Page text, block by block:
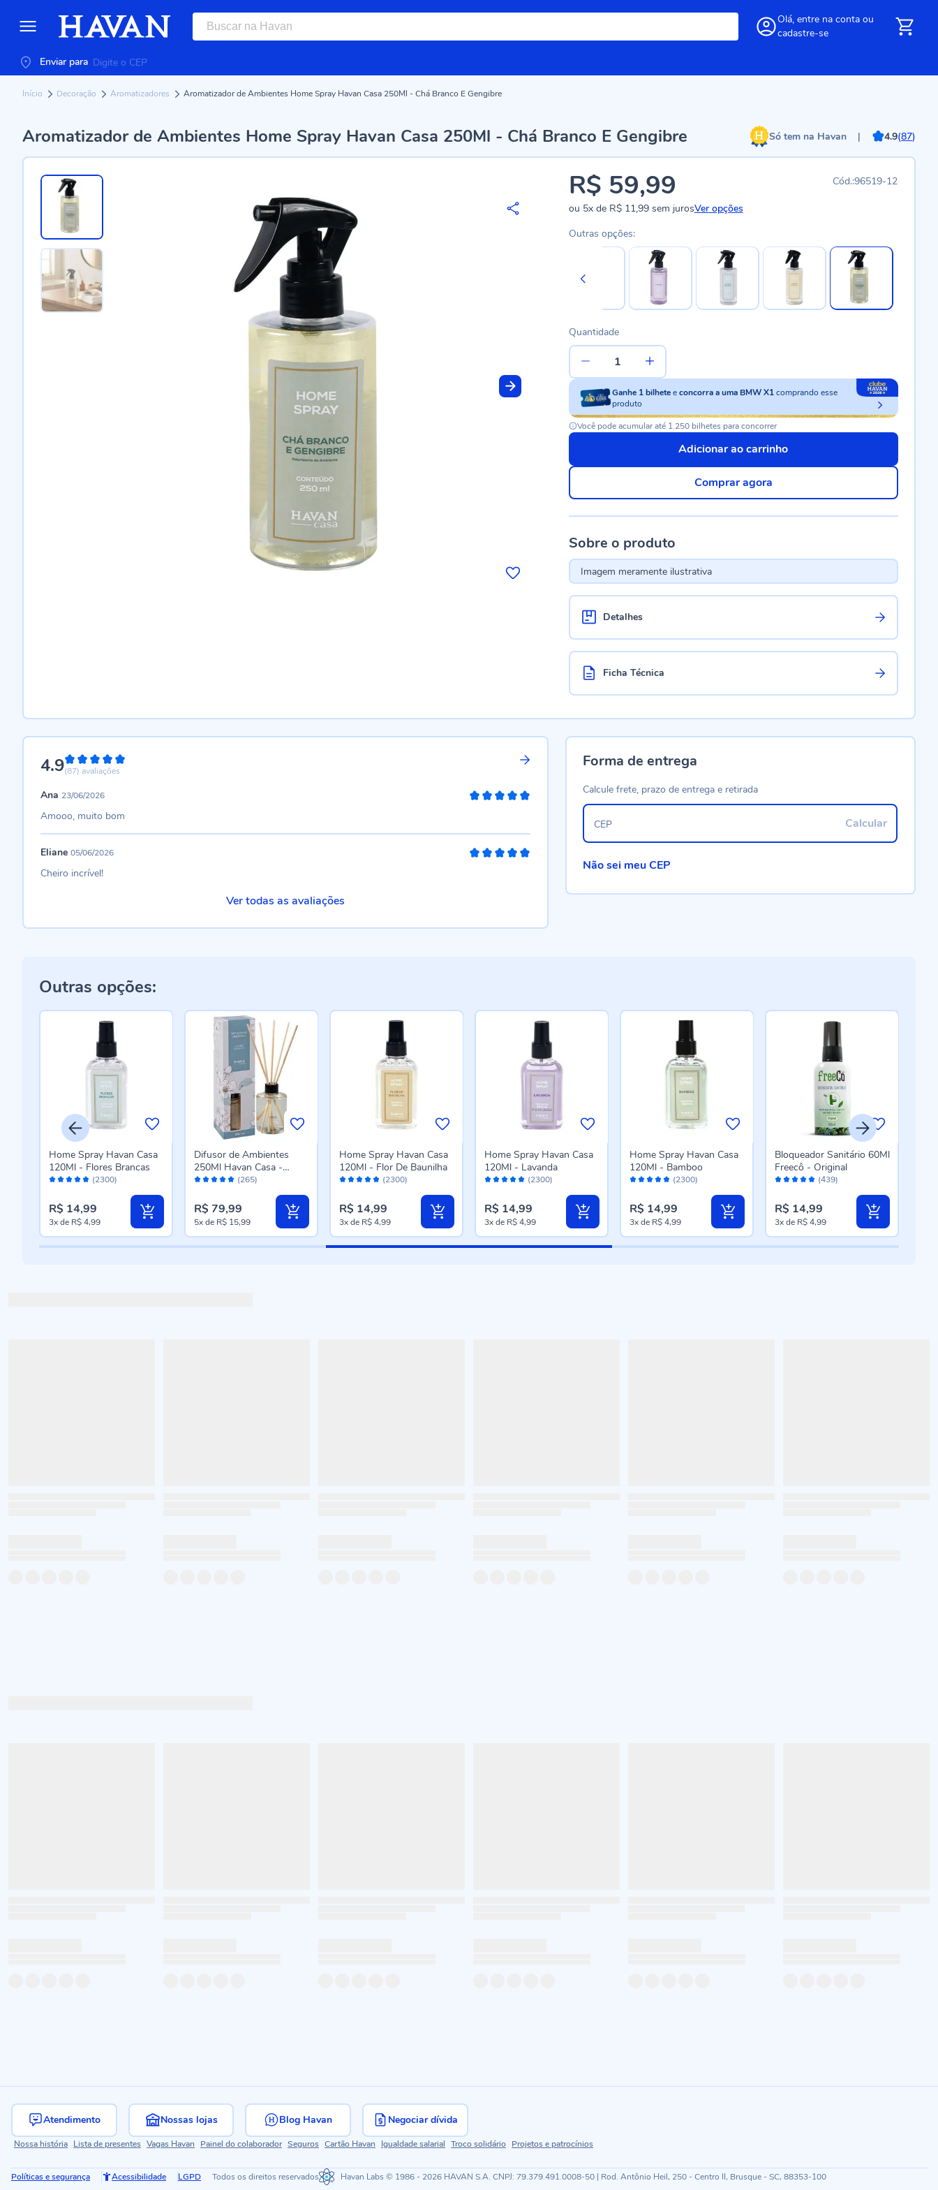
Olá, entre na conta ou
cadastre-se
Enviar para
Início Decoração Aromatizadores Aromatizador de Ambientes Home Spray Havan Casa 250Ml - Chá Branco E Gengibre
Aromatizador de Ambientes Home Spray Havan Casa 250Ml - Chá Branco E Gengibre Só tem na Havan | 4.9(87)
96519-12
R$ 59,99
ou 5xde R$ 11,99sem jurosVer opções
Outras opções:
Quantidade
Ganhe 1 bilhete econcorra a uma BMW X1comprando esse
produto
Você pode acumular até 1.250 bilhetes para concorrer
Adicionar ao carrinho
Comprar agora
Sobre o produto
Imagem meramente ilustrativa
Detalhes
Ficha Técnica
4.998%
(87) avaliações
Ana 23/06/2026
Amooo, muito bom
Eliane 05/06/2026
Cheiro incrível!
Ver todas as avaliações
Forma de entrega
Calcule frete, prazo de entrega e retirada
Calcular
CEP
Não sei meu CEP
Outras opções:
Avaliação: (2300)
Home Spray Havan Casa
120Ml - Flores Brancas
R$ 14,99
3xde R$ 4,99
Avaliação: (265)
Difusor de Ambientes
250Ml Havan Casa -
Flores Brancas
R$ 79,99
5xde R$ 15,99
Avaliação: (2300)
Home Spray Havan Casa
120Ml - Flor De Baunilha
R$ 14,99
3xde R$ 4,99
Avaliação: (2300)
Home Spray Havan Casa
120Ml - Lavanda
R$ 14,99
3xde R$ 4,99
Avaliação: (2300)
Home Spray Havan Casa
120Ml - Bamboo
R$ 14,99
3xde R$ 4,99
Avaliação: (439)
Bloqueador Sanitário 60Ml
Freecô - Original
R$ 14,99
3xde R$ 4,99
Atendimento Nossas lojas Blog Havan Negociar dívida
Nossa história Lista de presentes Vagas Havan Painel do colaborador Seguros Cartão Havan Igualdade salarial Troco solidário Projetos e patrocínios
Políticas e segurança Acessibilidade LGPD Todos os direitos reservados Havan Labs © 1986 - 2026 HAVAN S.A. CNPJ: 79.379.491.0008-50 | Rod. Antônio Heil, 250 - Centro II, Brusque - SC, 88353-100